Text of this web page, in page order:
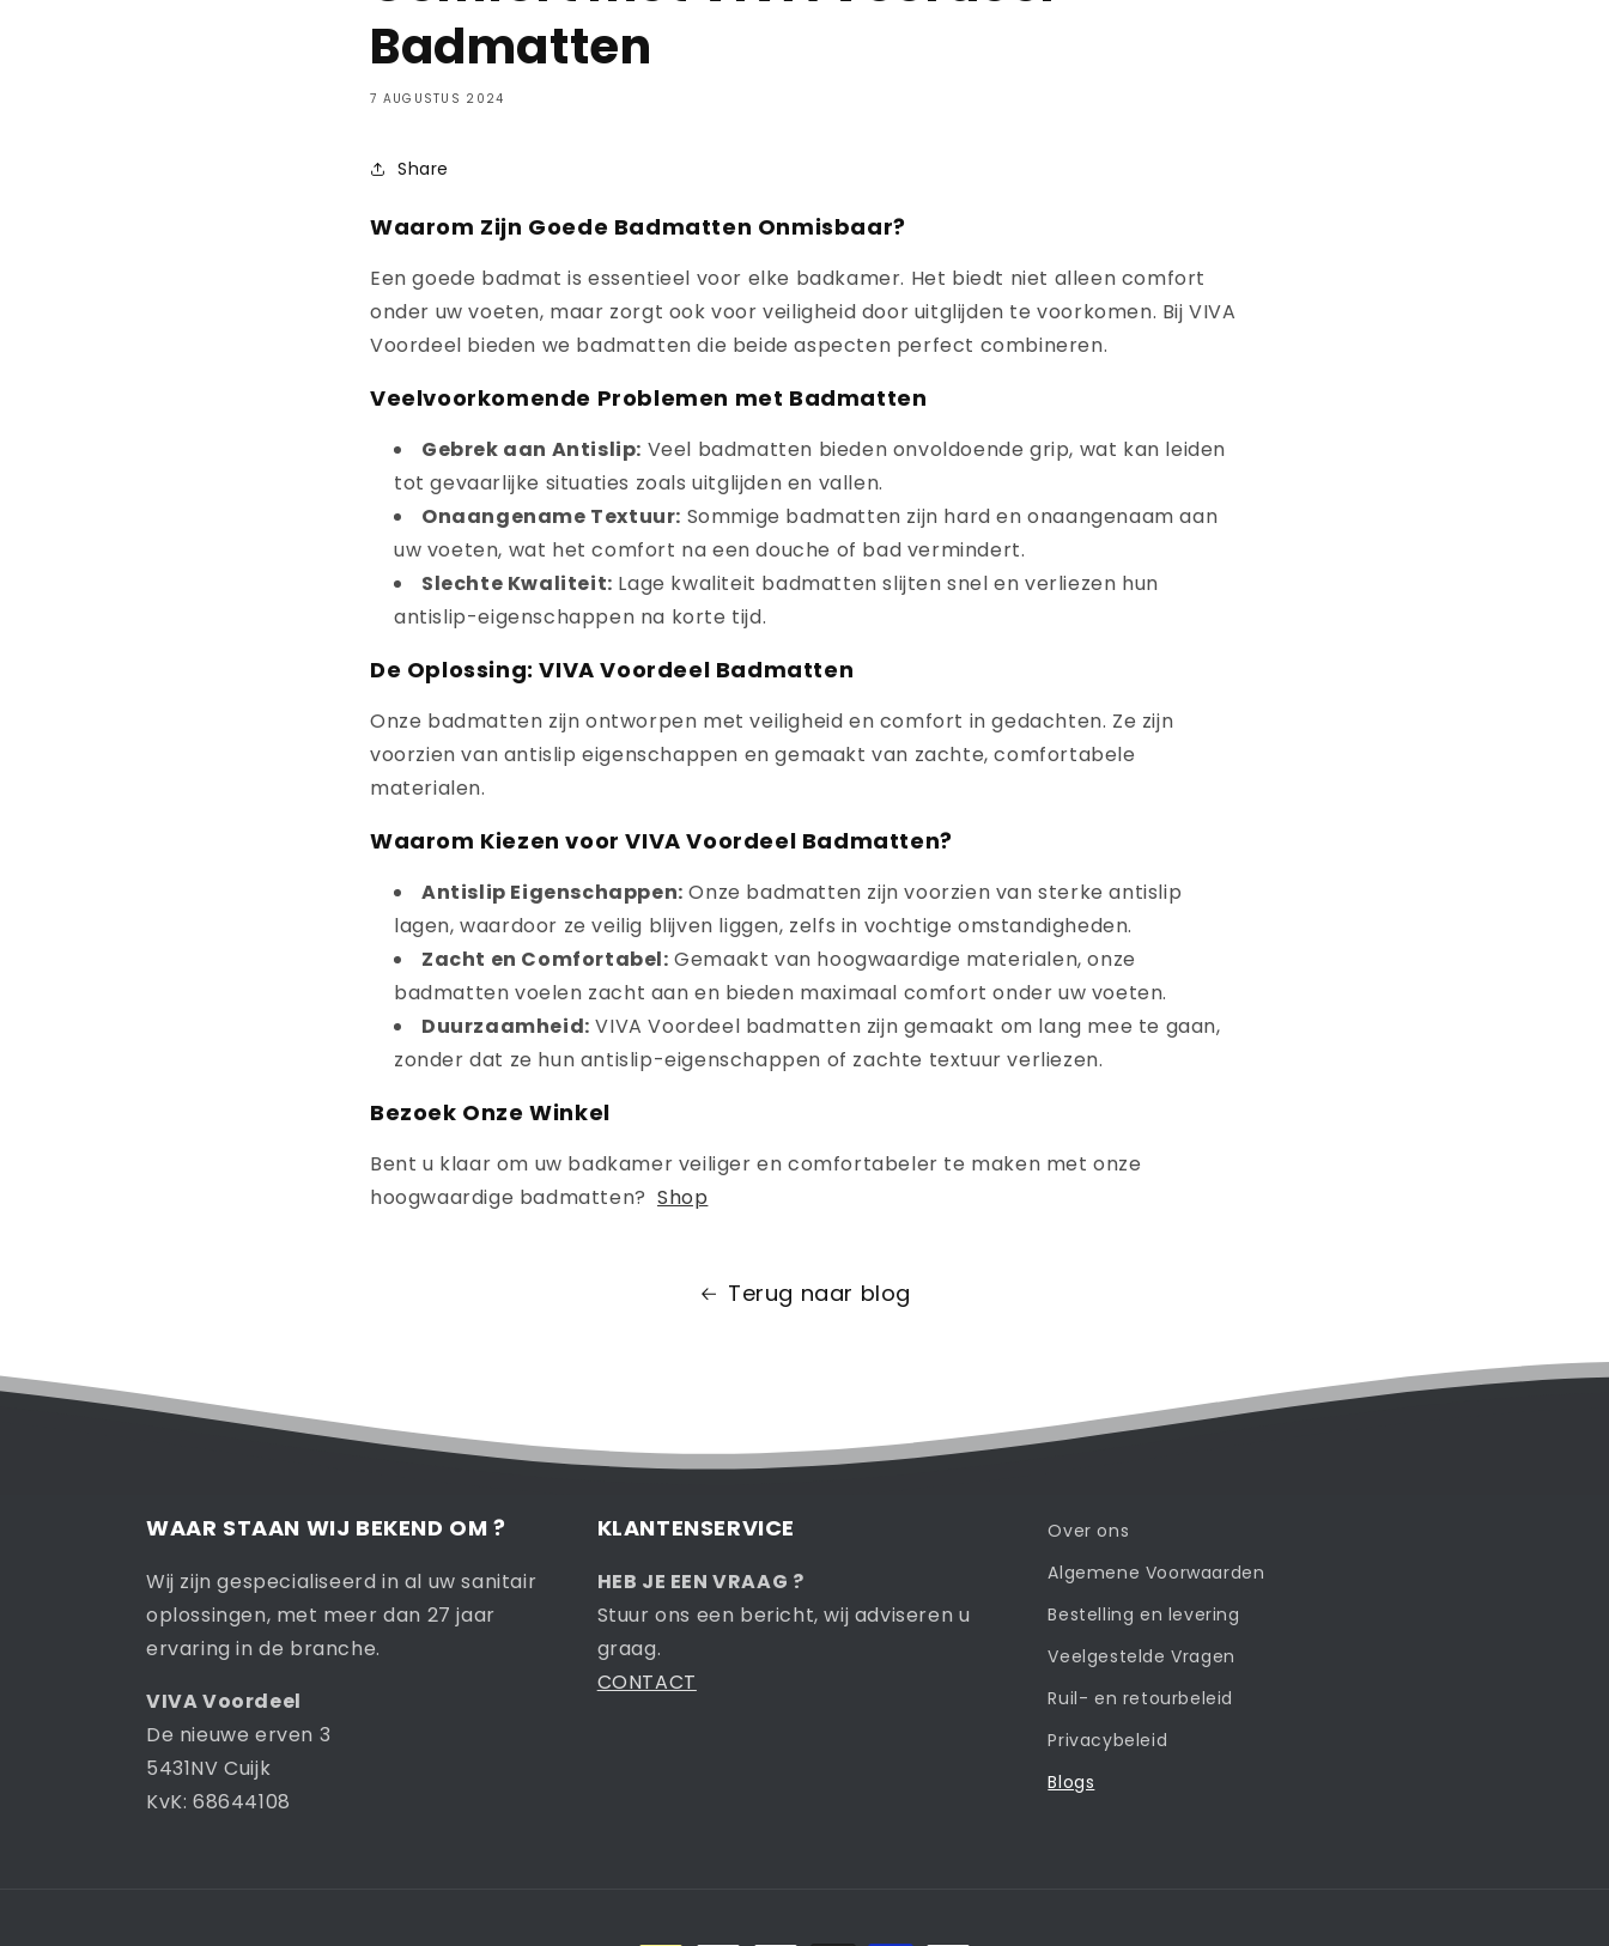
Badmatten
7 AUGUSTUS 2024
Share
Waarom Zijn Goede Badmatten Onmisbaar?
Een goede badmat is essentieel voor elke badkamer. Het biedt niet alleen comfort
onder uw voeten, maar zorgt ook voor veiligheid door uitglijden te voorkomen. Bij VIVA
Voordeel bieden we badmatten die beide aspecten perfect combineren.
Veelvoorkomende Problemen met Badmatten
Gebrek aan Antislip: Veel badmatten bieden onvoldoende grip, wat kan leiden
tot gevaarlijke situaties zoals uitglijden en vallen.
Onaangename Textuur: Sommige badmatten zijn hard en onaangenaam aan
uw voeten, wat het comfort na een douche of bad vermindert.
Slechte Kwaliteit: Lage kwaliteit badmatten slijten snel en verliezen hun
antislip-eigenschappen na korte tijd.
De Oplossing: VIVA Voordeel Badmatten
Onze badmatten zijn ontworpen met veiligheid en comfort in gedachten. Ze zijn
voorzien van antislip eigenschappen en gemaakt van zachte, comfortabele
materialen.
Waarom Kiezen voor VIVA Voordeel Badmatten?
Antislip Eigenschappen: Onze badmatten zijn voorzien van sterke antislip
lagen, waardoor ze veilig blijven liggen, zelfs in vochtige omstandigheden.
Zacht en Comfortabel: Gemaakt van hoogwaardige materialen, onze
badmatten voelen zacht aan en bieden maximaal comfort onder uw voeten.
Duurzaamheid: VIVA Voordeel badmatten zijn gemaakt om lang mee te gaan,
zonder dat ze hun antislip-eigenschappen of zachte textuur verliezen.
Bezoek Onze Winkel
Bent u klaar om uw badkamer veiliger en comfortabeler te maken met onze
hoogwaardige badmatten?Shop
Terug naar blog
WAAR STAAN WIJ BEKEND OM ?
Wij zijn gespecialiseerd in al uw sanitair
oplossingen, met meer dan 27 jaar
ervaring in de branche.
VIVA Voordeel
De nieuwe erven 3
5431NV Cuijk
KvK: 68644108
KLANTENSERVICE
HEB JE EEN VRAAG ?
Stuur ons een bericht, wij adviseren u
graag.
CONTACT
Over ons
Algemene Voorwaarden
Bestelling en levering
Veelgestelde Vragen
Ruil- en retourbeleid
Privacybeleid
Blogs